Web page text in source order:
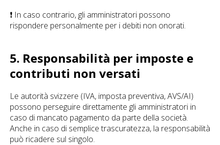
❗ In caso contrario, gli amministratori possono
rispondere personalmente per i debiti non onorati.
5. Responsabilità per imposte e
contributi non versati
Le autorità svizzere (IVA, imposta preventiva, AVS/AI)
possono perseguire direttamente gli amministratori in
caso di mancato pagamento da parte della società.
Anche in caso di semplice trascuratezza, la responsabilità
può ricadere sul singolo.